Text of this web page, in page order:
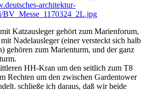
Katzausleger gehört zum Marienforum,
Nadelausleger (einer versteckt sich halb
gehören zum Marienturm, und der ganz
HH-Kran um den seitlich zum T8
Rechten um den zwischen Gardentower
schließe ich daraus, daß wir beide